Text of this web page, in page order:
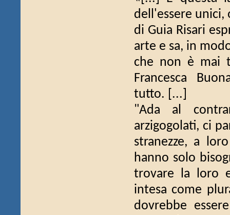
dell'essere unici,
di Guia Risari
arte e sa, in
che non è mai
Francesca
tutto. [...]
"Ada al
arzigogolati, ci
stranezze, a
hanno solo
trovare la loro
intesa come
dovrebbe